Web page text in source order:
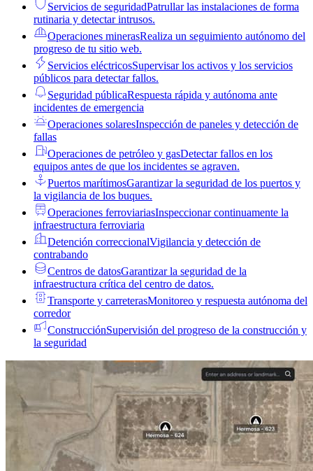
Servicios de seguridadPatrullar las instalaciones de forma
rutinaria y detectar intrusos.
Operaciones minerasRealiza un seguimiento autónomo del
progreso de tu sitio web.
Servicios eléctricosSupervisar los activos y los servicios
públicos para detectar fallos.
Seguridad públicaRespuesta rápida y autónoma ante
incidentes de emergencia
Operaciones solaresInspección de paneles y detección de
fallas
Operaciones de petróleo y gasDetectar fallos en los
equipos antes de que los incidentes se agraven.
Puertos marítimosGarantizar la seguridad de los puertos y
la vigilancia de los buques.
Operaciones ferroviariasInspeccionar continuamente la
infraestructura ferroviaria
Detención correccionalVigilancia y detección de
contrabando
Centros de datosGarantizar la seguridad de la
infraestructura crítica del centro de datos.
Transporte y carreterasMonitoreo y respuesta autónoma del
corredor
ConstrucciónSupervisión del progreso de la construcción y
la seguridad